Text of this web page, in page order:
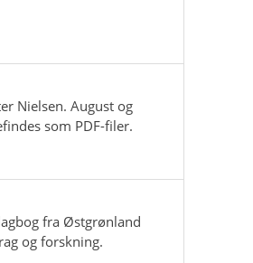
Nielsen. August og
som PDF-filer.
fra Østgrønland
og forskning.